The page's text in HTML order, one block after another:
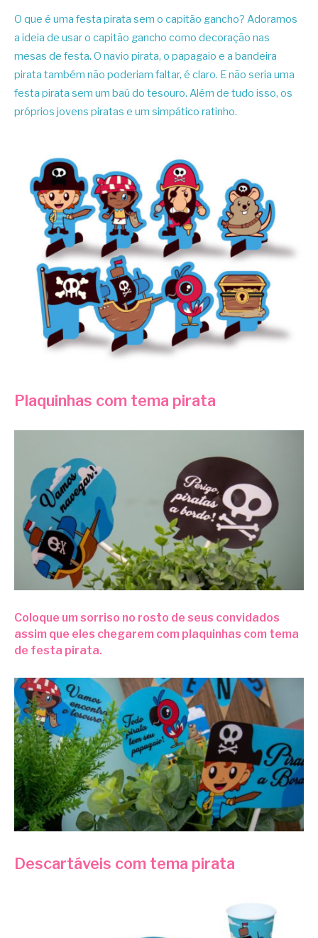
O que é uma festa pirata sem o capitão gancho? Adoramos
a ideia de usar o capitão gancho como decoração nas
mesas de festa. O navio pirata, o papagaio e a bandeira
pirata também não poderiam faltar, é claro. E não seria uma
festa pirata sem um baú do tesouro. Além de tudo isso, os
próprios jovens piratas e um simpático ratinho.
Plaquinhas com tema pirata
Coloque um sorriso no rosto de seus convidados
assim que eles chegarem com plaquinhas com tema
de festa pirata.
Descartáveis com tema pirata